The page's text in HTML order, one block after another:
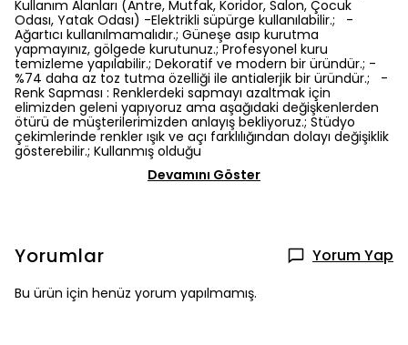
Kullanım Alanları (Antre, Mutfak, Koridor, Salon, Çocuk
Odası, Yatak Odası) -Elektrikli süpürge kullanılabilir.; -
Ağartıcı kullanılmamalıdır.; Güneşe asıp kurutma
yapmayınız, gölgede kurutunuz.; Profesyonel kuru
temizleme yapılabilir.; Dekoratif ve modern bir üründür.; -
%74 daha az toz tutma özelliği ile antialerjik bir üründür.; -
Renk Sapması : Renklerdeki sapmayı azaltmak için
elimizden geleni yapıyoruz ama aşağıdaki değişkenlerden
ötürü de müşterilerimizden anlayış bekliyoruz.; Stüdyo
çekimlerinde renkler ışık ve açı farklılığından dolayı değişiklik
gösterebilir.; Kullanmış olduğu
Devamını Göster
Yorumlar Yorum Yap
Bu ürün için henüz yorum yapılmamış.